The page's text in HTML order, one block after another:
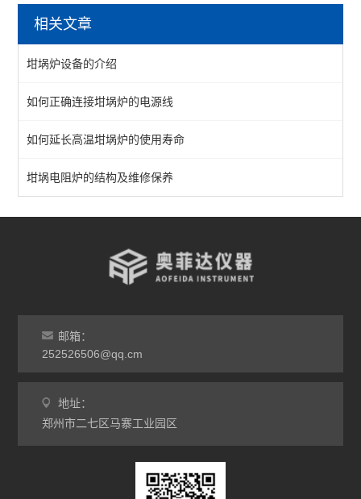
陶瓷纤维马弗炉
箱式马弗炉
分体式马弗炉
实验室马弗炉
箱式高温炉
灰分马弗炉
非标定做马弗炉
工业马弗炉
相关文章
坩埚炉设备的介绍
如何正确连接坩埚炉的电源线
如何延长高温坩埚炉的使用寿命
坩埚电阻炉的结构及维修保养
邮箱：
252526506@qq.cm
地址：
郑州市二七区马寨工业园区